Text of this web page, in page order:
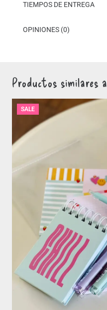
TIEMPOS DE ENTREGA
OPINIONES (0)
Productos similares
SALE